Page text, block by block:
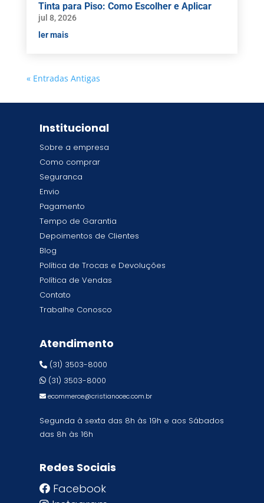
Tinta para Piso: Como Escolher e Aplicar
jul 8, 2026
ler mais
« Entradas Antigas
Institucional
Sobre a empresa
Como comprar
Seguranca
Envio
Pagamento
Tempo de Garantia
Depoimentos de Clientes
Blog
Política de Trocas e Devoluções
Política de Vendas
Contato
Trabalhe Conosco
Atendimento
(31) 3503-8000
(31) 3503-8000
ecommerce@cristianocec.com.br
Segunda à sexta das 8h às 19h e aos Sábados
das 8h às 16h
Redes Sociais
Facebook